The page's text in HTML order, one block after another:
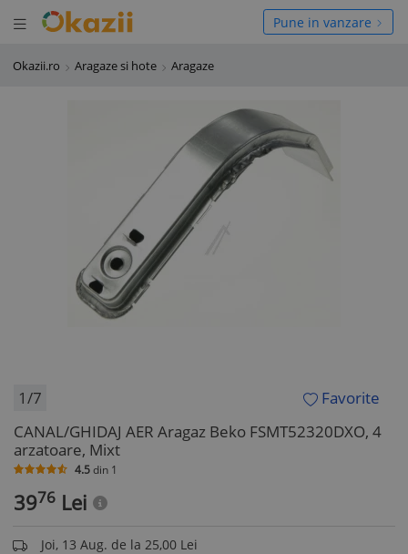
Deschide meniul
meniul Pune in vanzare
Okazii.ro Aragaze si hote Aragaze
1/7
Favorite
CANAL/GHIDAJ AER Aragaz Beko FSMT52320DXO, 4
arzatoare, Mixt
4.5din 1
3976 Lei
Joi, 13 Aug. de la 25,00 Lei